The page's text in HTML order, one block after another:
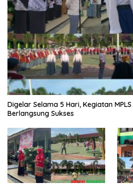
Digelar Selama 5 Hari, Kegiatan MPLS
Berlangsung Sukses